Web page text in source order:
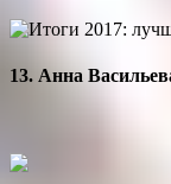
13. Анна